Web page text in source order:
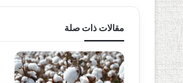
مقالات ذات صلة